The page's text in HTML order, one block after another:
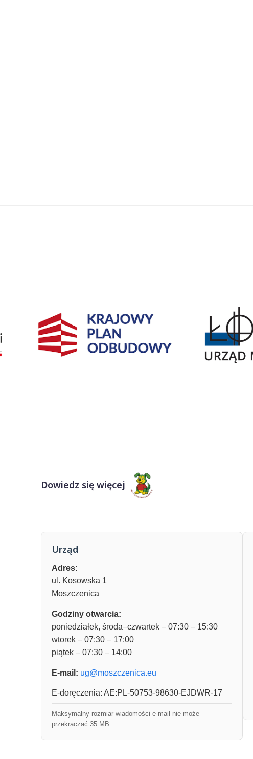
Dowiedz się więcej
Urząd
Adres:
ul. Kosowska 1
Moszczenica
Godziny otwarcia:
poniedziałek, środa–czwartek – 07:30 – 15:30
wtorek – 07:30 – 17:00
piątek – 07:30 – 14:00
E-mail: ug@moszczenica.eu
E-doręczenia: AE:PL-50753-98630-EJDWR-17
Maksymalny rozmiar wiadomości e-mail nie może
przekraczać 35 MB.